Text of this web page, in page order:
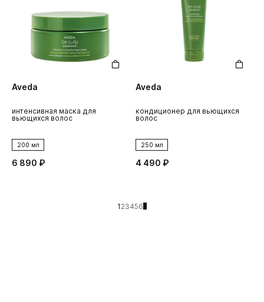
Aveda
интенсивная маска для
вьющихся волос
200 мл
6 890 ₽
Aveda
кондиционер для вьющихся
волос
250 мл
4 490 ₽
1 23456